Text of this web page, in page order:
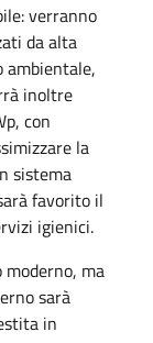
verranno
da alta
ambientale,
inoltre
con
la
sistema
favorito il
igienici.
moderno, ma
sarà
in